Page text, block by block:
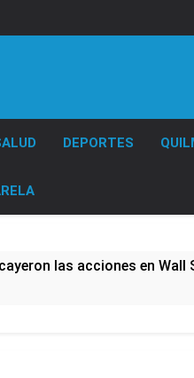
DEPORTES
las acciones en Wall
correctamente